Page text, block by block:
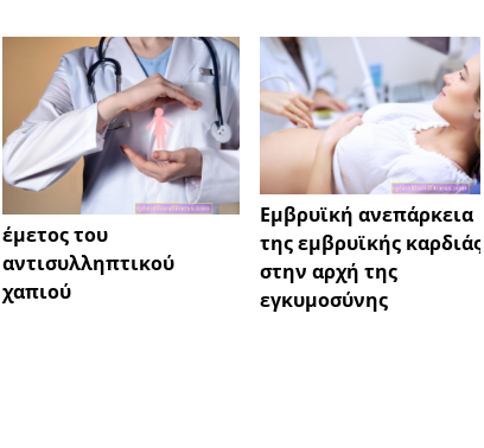
έμετος του
αντισυλληπτικού
χαπιού
Εμβρυϊκή ανεπάρκεια
της εμβρυϊκής καρδιάς
στην αρχή της
εγκυμοσύνης